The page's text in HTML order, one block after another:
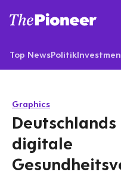
Top NewsPolitik
Graphics
digitale